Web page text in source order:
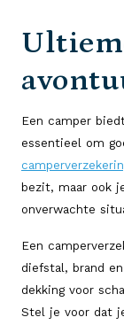
Een camper
essentieel om
bezit, maar ook
onverwachte
Een
diefstal, brand
dekking voor
Stel je voor dat